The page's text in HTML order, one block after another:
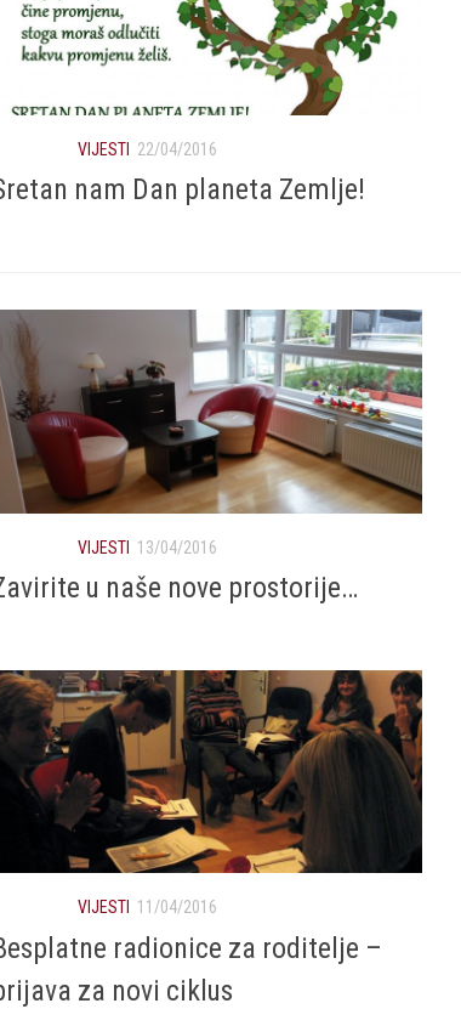
VIJESTI 22/04/2016
nam Dan planeta Zemlje!
VIJESTI 13/04/2016
u naše nove prostorije…
VIJESTI 11/04/2016
radionice za roditelje –
za novi ciklus